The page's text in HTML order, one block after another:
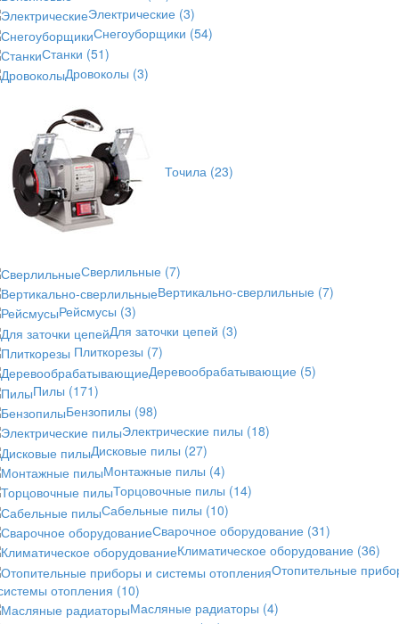
Электрические (3)
Снегоуборщики (54)
Станки (51)
Дровоколы (3)
Точила (23)
Сверлильные (7)
Вертикально-сверлильные (7)
Рейсмусы (3)
Для заточки цепей (3)
Плиткорезы (7)
Деревообрабатывающие (5)
Пилы (171)
Бензопилы (98)
Электрические пилы (18)
Дисковые пилы (27)
Монтажные пилы (4)
Торцовочные пилы (14)
Сабельные пилы (10)
Сварочное оборудование (31)
Климатическое оборудование (36)
Отопительные
отопления (10)
Масляные радиаторы (4)